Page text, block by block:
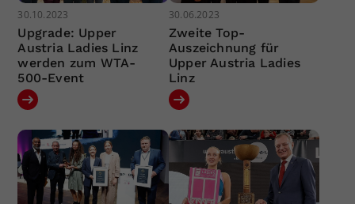
30.10.2023
Upgrade: Upper
Austria Ladies Linz
werden zum WTA-
500-Event
30.06.2023
Zweite Top-
Auszeichnung für
Upper Austria Ladies
Linz